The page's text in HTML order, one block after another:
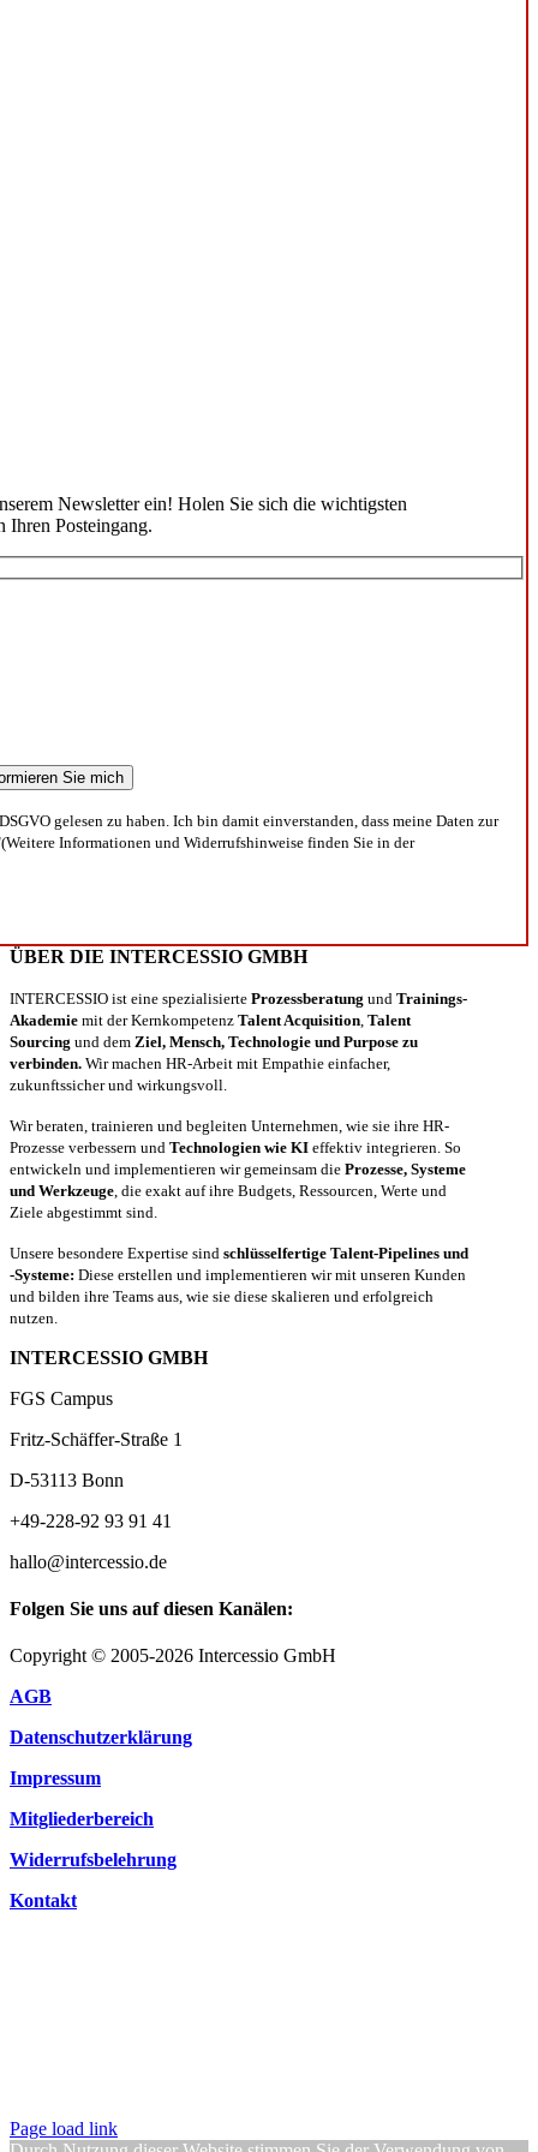
Newsletter ein! Holen Sie sich die wichtigsten
Ihren Posteingang.
gelesen zu haben. Ich bin damit einverstanden, dass meine Daten zur
Informationen und Widerrufshinweise finden Sie in der
ÜBER DIE INTERCESSIO GMBH
INTERCESSIO ist eine spezialisierte Prozessberatung und Trainings-
Akademie mit der Kernkompetenz Talent Acquisition Talent
Sourcing und dem Ziel, Mensch, Technologie und Purpose zu
verbinden. Wir machen HR-Arbeit mit Empathie einfacher,
zukunftssicher und wirkungsvoll.
Wir beraten, trainieren und begleiten Unternehmen, wie sie ihre HR-
Prozesse verbessern und Technologien wie KI effektiv integrieren. So
entwickeln und implementieren wir gemeinsam die Prozesse, Systeme
und Werkzeuge , die exakt auf ihre Budgets, Ressourcen, Werte und
Ziele abgestimmt sind.
Unsere besondere Expertise sind schlüsselfertige Talent-Pipelines und
-Systeme: Diese erstellen und implementieren wir mit unseren Kunden
und bilden ihre Teams aus, wie sie diese skalieren und erfolgreich
nutzen.
INTERCESSIO GMBH
FGS Campus
Fritz-Schäffer-Straße 1
D-53113 Bonn
+49-228-92 93 91 41
hallo@intercessio.de
Folgen Sie uns auf diesen Kanälen:
Copyright © 2005-2026 Intercessio GmbH
AGB
Datenschutzerklärung
Impressum
Mitgliederbereich
Widerrufsbelehrung
Kontakt
Page load link